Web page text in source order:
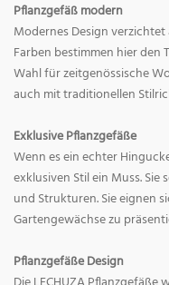
Pflanzgefäß modern
Modernes Design
Farben bestimmen hier den
Wahl für zeitgenössische
auch mit traditionellen
Exklusive Pflanzgefäße
Wenn es ein echter
exklusiven Stil ein Muss.
und Strukturen. Sie eignen
Gartengewächse zu
Pflanzgefäße Design